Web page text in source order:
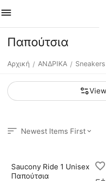
Παπούτσια
Αρχική / ΑΝΔΡΙΚΑ / Sneakers
Newest Items First
Saucony Ride 1 Unisex
Παπούτσια